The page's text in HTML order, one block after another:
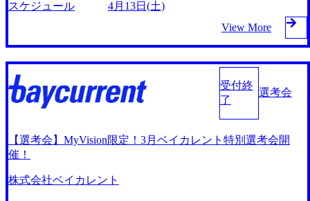
ム、事業会社、官公庁等、多種多様なバックグランドを持っ
た優秀な人材が活躍中。 コンサルティングファームとして
は数少ない東証プライム上場企業。上場企業だからこそ無理
な働き方はご法度で、会社にとっても従業員にとっても持続
可能な成長を重視。 4/13(土) ベイカレント本社にて対面(オ
ンラインは要相談) ※本社別室でのリモートになる可能性も
あるためPCの持参をお願いいたします。難しい方はご相談
ください。 別途案内 ※選考複数回 IT領域での実務経験の
ある方 事業会社での企画業務経験のある方 直近1年でベイカ
レント社への応募がない方 インダストリー/サービスカット
を設けず、様々な業界/テーマの案件に携わることが可能 コ
ジー/英語など多彩な研修プログラムを用意し、能力開発を
スケジュール
4月13日(土)
View More
受付終
了
選考会
【選考会】MyVision限定！3月ベイカレント特別選考会開
催！
株式会社ベイカレント